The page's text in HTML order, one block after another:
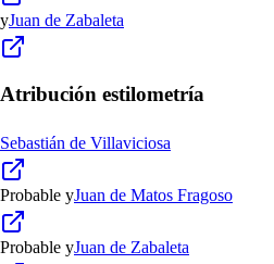
yJuan de Zabaleta
Atribución estilometría
Sebastián de Villaviciosa
Probable yJuan de Matos Fragoso
Probable yJuan de Zabaleta